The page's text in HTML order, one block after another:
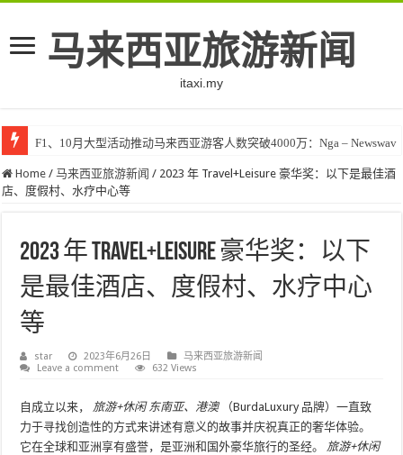
马来西亚旅游新闻
itaxi.my
F1、10月大型活动推动马来西亚游客人数突破4000万：Nga – Newswav
Home / 马来西亚旅游新闻 / 2023 年 Travel+Leisure 豪华奖：以下是最佳酒
店、度假村、水疗中心等
2023 年 Travel+Leisure 豪华奖：以下
是最佳酒店、度假村、水疗中心
等
star 2023年6月26日
马来西亚旅游新闻
Leave a comment
632 Views
自成立以来， 旅游+休闲 东南亚、港澳（BurdaLuxury 品牌）一直致
力于寻找创造性的方式来讲述有意义的故事并庆祝真正的奢华体验。
它在全球和亚洲享有盛誉，是亚洲和国外豪华旅行的圣经。 旅游+休闲